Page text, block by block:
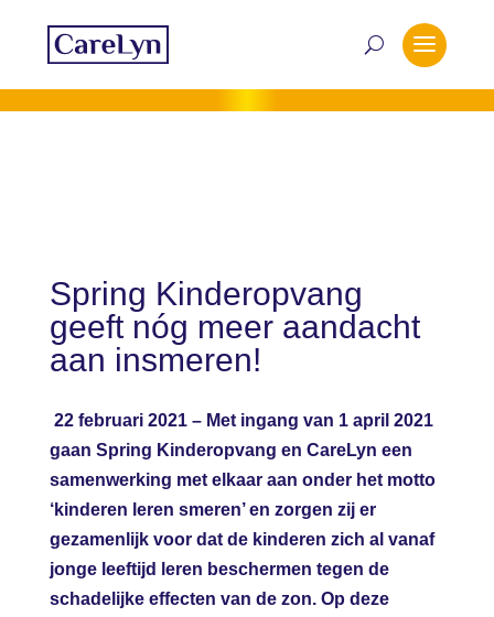
Spring Kinderopvang
geeft nóg meer aandacht
aan insmeren!
22 februari 2021 – Met ingang van 1 april 2021
gaan Spring Kinderopvang en CareLyn een
samenwerking met elkaar aan onder het motto
‘kinderen leren smeren’ en zorgen zij er
gezamenlijk voor dat de kinderen zich al vanaf
jonge leeftijd leren beschermen tegen de
schadelijke effecten van de zon. Op deze